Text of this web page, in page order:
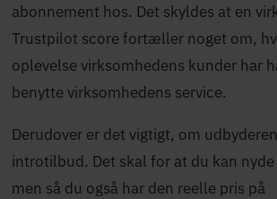
abonnement hos. Det skyldes at en
Trustpilot score fortæller noget om,
oplevelse virksomhedens kunder har
benytte virksomhedens service.
Derudover er det vigtigt, om
introtilbud. Det skal for at du kan nyde
men så du også har den reelle pris på